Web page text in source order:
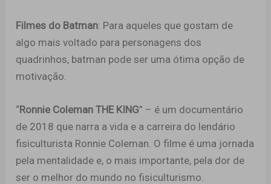
Filmes do Batman: Para aqueles que gostam de
algo mais voltado para personagens dos
quadrinhos, batman pode ser uma ótima opção de
motivação.
“Ronnie Coleman THE KING” – é um documentário
de 2018 que narra a vida e a carreira do lendário
fisiculturista Ronnie Coleman. O filme é uma jornada
pela mentalidade e, o mais importante, pela dor de
ser o melhor do mundo no fisiculturismo.